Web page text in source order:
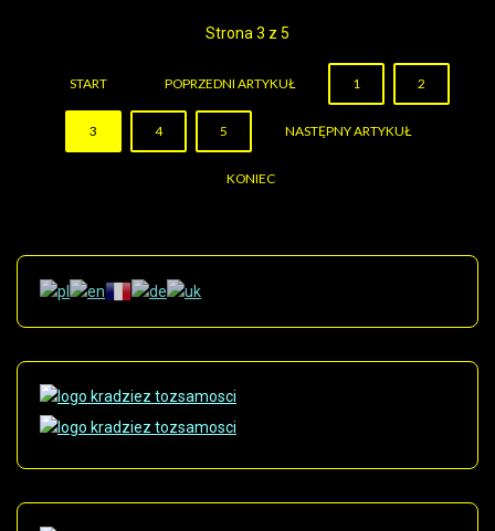
Strona 3 z 5
START POPRZEDNI ARTYKUŁ 1 2
3 4 5 NASTĘPNY ARTYKUŁ
KONIEC